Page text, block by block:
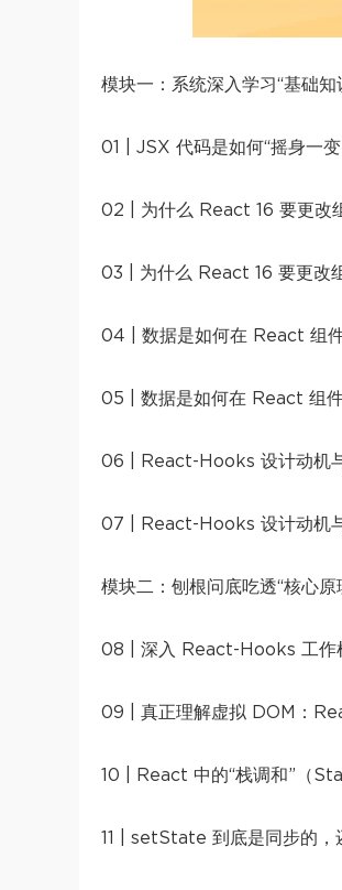
模块一：系统深入学习“基础知
01 | JSX 代码是如何“摇身一
02 | 为什么 React 16 要更改
03 | 为什么 React 16 要更改
04 | 数据是如何在 React 组件
05 | 数据是如何在 React 组件
06 | React-Hooks 设计动机与
07 | React-Hooks 设计动机与
模块二：刨根问底吃透“核心原
08 | 深入 React-Hooks 工作
09 | 真正理解虚拟 DOM：
10 | React 中的“栈调和”（
11 | setState 到底是同步的，